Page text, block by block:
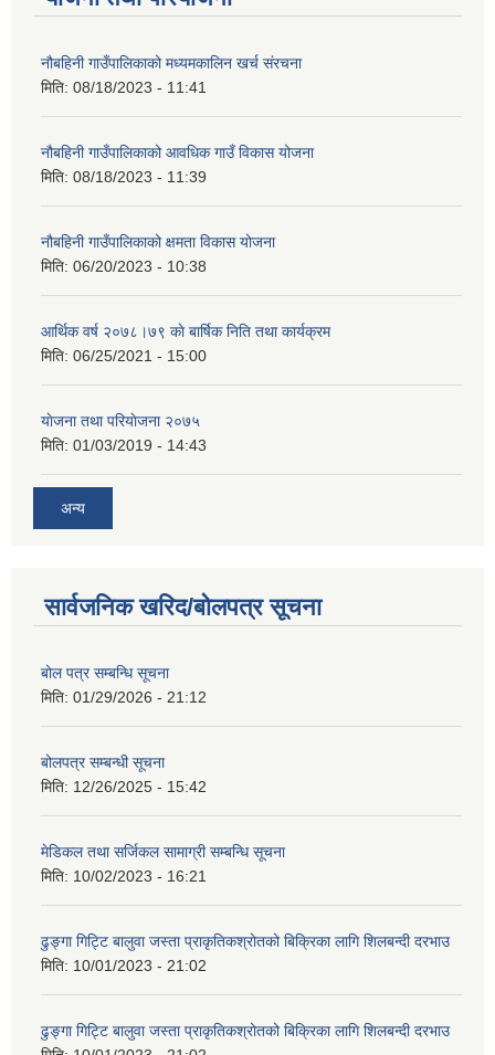
नौबहिनी गाउँपालिकाको मध्यमकालिन खर्च संरचना
मिति: 08/18/2023 - 11:41
नौबहिनी गाउँपालिकाको आवधिक गाउँ विकास योजना
मिति: 08/18/2023 - 11:39
नौबहिनी गाउँपालिकाको क्षमता विकास योजना
मिति: 06/20/2023 - 10:38
आर्थिक वर्ष २०७८।७९ काे बार्षिक निति तथा कार्यक्रम
मिति: 06/25/2021 - 15:00
याेजना तथा परियाेजना २०७५
मिति: 01/03/2019 - 14:43
अन्य
सार्वजनिक खरिद/बोलपत्र सूचना
बोल पत्र सम्बन्धि सूचना
मिति: 01/29/2026 - 21:12
बोलपत्र सम्बन्धी सूचना
मिति: 12/26/2025 - 15:42
मेडिकल तथा सर्जिकल सामाग्री सम्बन्धि सूचना
मिति: 10/02/2023 - 16:21
ढुङ्गा गिट्टि बालुवा जस्ता प्राकृतिकश्रोतको बिक्रिका लागि शिलबन्दी दरभाउ
मिति: 10/01/2023 - 21:02
ढुङ्गा गिट्टि बालुवा जस्ता प्राकृतिकश्रोतको बिक्रिका लागि शिलबन्दी दरभाउ